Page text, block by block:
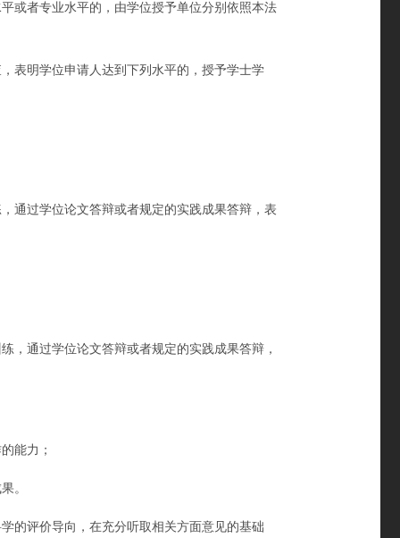
者专业水平的，由学位授予单位分别依照本法
明学位申请人达到下列水平的，授予学士学
过学位论文答辩或者规定的实践成果答辩，表
通过学位论文答辩或者规定的实践成果答辩，
能力；
。
评价导向，在充分听取相关方面意见的基础